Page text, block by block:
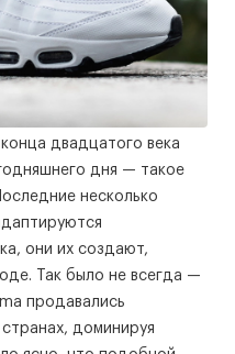
двадцатого века
дня — такое
несколько
они их создают,
Так было не всегда —
продавались
доминируя